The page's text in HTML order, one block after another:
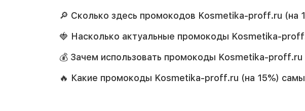
🔎 Сколько здесь промокодов Kosmetika-proff.ru (на
🍓 Насколько актуальные промокоды Kosmetika-
💰 Зачем использовать промокоды Kosmetika-proff.ru
🔥 Какие промокоды Kosmetika-proff.ru (на 15%)